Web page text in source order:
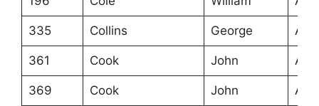
335 Collins George
361 Cook John
369 Cook John